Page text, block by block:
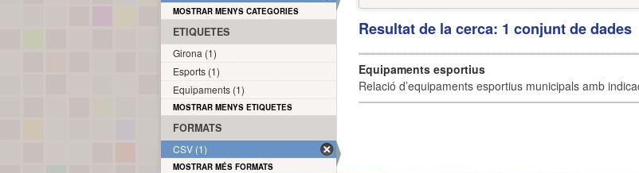
Resultat de la cerca: 1 conjunt de dades
Equipaments esportius
Relació d’equipaments esportius municipals amb
MOSTRAR MENYS CATEGORIES
ETIQUETES
Girona (1)
Esports (1)
Equipaments (1)
MOSTRAR MENYS ETIQUETES
FORMATS
CSV (1)
MOSTRAR MÉS FORMATS